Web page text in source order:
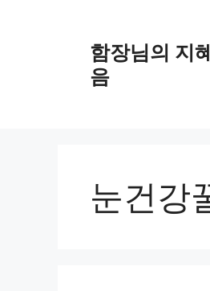
함장님의 지
음
눈건강